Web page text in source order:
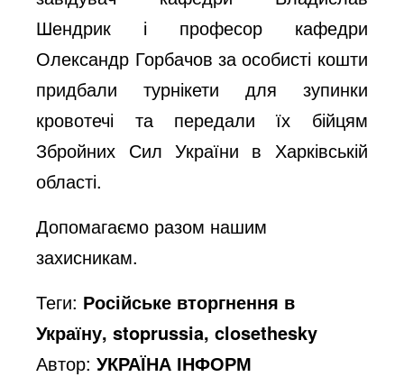
Шендрик і професор кафедри
Олександр Горбачов за особисті кошти
придбали турнікети для зупинки
кровотечі та передали їх бійцям
Збройних Сил України в Харківській
області.
Допомагаємо разом нашим
захисникам.
Теги: Російське вторгнення в
Україну, stoprussia, closethesky
Автор:УКРАЇНА ІНФОРМ